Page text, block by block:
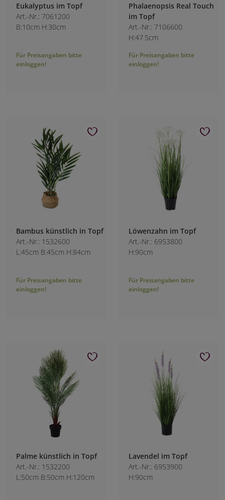
Eukalyptus im Topf
Art.-Nr.: 7061200
B:10cm H:30cm
Für Preisangaben bitte
einloggen!
Phalaenopsis Real Touch
im Topf
Art.-Nr.: 7106600
H:47.5cm
Für Preisangaben bitte
einloggen!
Bambus künstlich in Topf
Art.-Nr.: 1532600
L:45cm B:45cm H:84cm
Für Preisangaben bitte
einloggen!
Löwenzahn im Topf
Art.-Nr.: 6953800
H:90cm
Für Preisangaben bitte
einloggen!
Palme künstlich in Topf
Art.-Nr.: 1532200
L:50cm B:50cm H:120cm
Lavendel im Topf
Art.-Nr.: 6953900
H:90cm